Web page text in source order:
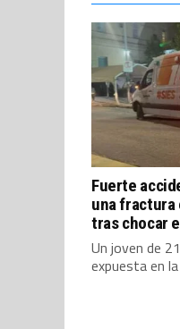
Fuerte
una fractura
tras chocar
Un joven de
expuesta en